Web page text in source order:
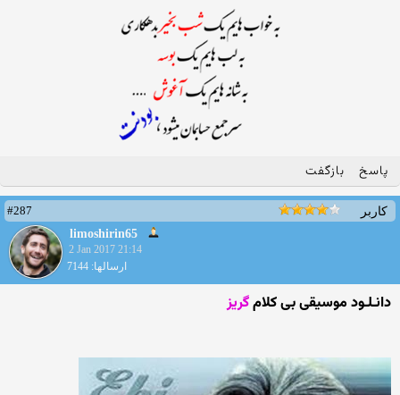
پاسخ بازگفت
کاربر
#287
limoshirin65
2 Jan 2017 21:14
ارسالها: 7144
دانـلـود موسیقی بی کلامگریز